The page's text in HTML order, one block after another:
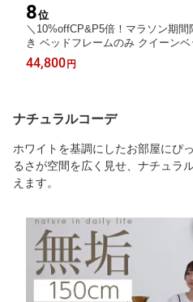
8位
＼10%offCP&P5倍！マラソン期
き ベッドフレームのみ クイーン
こ 照明付き コンセント フレーム
クイーンベッド 北欧 モダン ベッ
44,800 円
ナチュラルコーデ
ホワイトを基調にしたお部屋にぴ
るさが空間を広く見せ、ナチュラ
えます。